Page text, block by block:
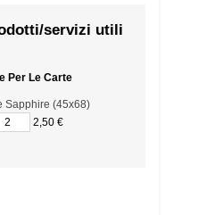
servizi utili
Per Le Carte
Sapphire (45x68)
2,50 €